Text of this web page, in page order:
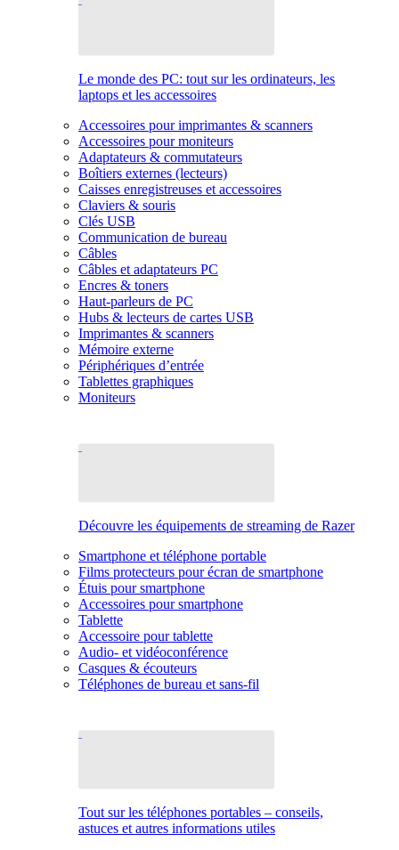
Le monde des PC: tout sur les ordinateurs, les
laptops et les accessoires
Accessoires pour imprimantes & scanners
Accessoires pour moniteurs
Adaptateurs & commutateurs
Boîtiers externes (lecteurs)
Caisses enregistreuses et accessoires
Claviers & souris
Clés USB
Communication de bureau
Câbles
Câbles et adaptateurs PC
Encres & toners
Haut-parleurs de PC
Hubs & lecteurs de cartes USB
Imprimantes & scanners
Mémoire externe
Périphériques d’entrée
Tablettes graphiques
Moniteurs
Découvre les équipements de streaming de Razer
Smartphone et téléphone portable
Films protecteurs pour écran de smartphone
Étuis pour smartphone
Accessoires pour smartphone
Tablette
Accessoire pour tablette
Audio- et vidéoconférence
Casques & écouteurs
Téléphones de bureau et sans-fil
Tout sur les téléphones portables – conseils,
astuces et autres informations utiles